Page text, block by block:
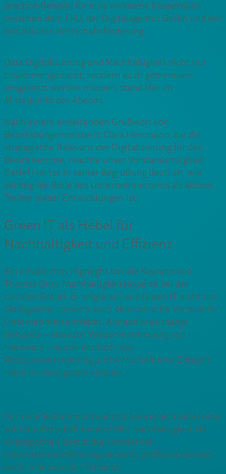
practice-Beispiel für eine wirksame Kooperation
zwischen dem FKU, der Digitalagentur Berlin und der
bezirklichen Wirtschaftsförderung.
Dass Digitalisierung und Nachhaltigkeit nicht nur
zusammengedacht, sondern auch gemeinsam
umgesetzt werden müssen, stand klar im
Mittelpunkt des Abends.
Nach einem einleitenden Grußwort von
Bezirksbürgermeisterin Clara Herrmann, die die
strategische Relevanz der Digitalisierung für den
Bezirk betonte, machte unser Vorstandsmitglied
Detlef Heinze in seiner Begrüßung deutlich, wie
wichtig die Rolle des Unternehmertums als aktiver
Treiber dieser Entwicklungen ist.
Green IT als Hebel für
Nachhaltigkeit und Effizienz
Ein inhaltliches Highlight bot die Keynote von
Thomas Gros, Nachhaltigkeitsexperte bei der
circulee GmbH. Er zeigte auf, wie Green IT nicht nur
ökologische, sondern auch ökonomische Vorteile für
Unternehmen entfaltet. Anhand praxisnaher
Beispiele – etwa zur Wiederverwendung von
Hardware – wurde deutlich, wie
Ressourcenschonung und wirtschaftliche Effizienz
Hand in Hand gehen können.
Für viele Teilnehmende kristallisierte sich dabei eine
zentrale Botschaft heraus: Wer Nachhaltigkeit als
strategischen Bestandteil moderner
Unternehmensführung versteht, profitiert spürbar –
auch in finanzieller Hinsicht.